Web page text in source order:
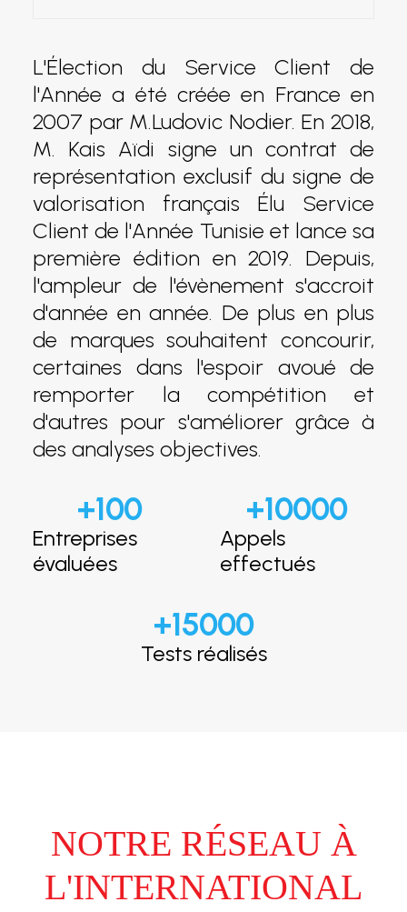
L'Élection du Service Client de
l'Année a été créée en France en
2007 par M.Ludovic Nodier. En 2018,
M. Kais Aïdi signe un contrat de
représentation exclusif du signe de
valorisation français Élu Service
Client de l'Année Tunisie et lance sa
première édition en 2019. Depuis,
l'ampleur de l'évènement s'accroit
d'année en année. De plus en plus
de marques souhaitent concourir,
certaines dans l'espoir avoué de
remporter la compétition et
d'autres pour s'améliorer grâce à
des analyses objectives.
+100
Entreprises
évaluées
+10000
Appels
effectués
+15000
Tests réalisés
NOTRE RÉSEAU À
L'INTERNATIONAL